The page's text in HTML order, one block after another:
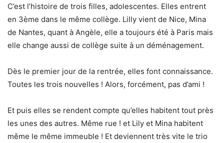
C’est l’histoire de trois filles, adolescentes. Elles entrent
en 3ème dans le même collège. Lilly vient de Nice, Mina
de Nantes, quant à Angèle, elle a toujours été à Paris mais
elle change aussi de collège suite à un déménagement.
Dès le premier jour de la rentrée, elles font connaissance.
Toutes les trois nouvelles ! Alors, forcément, pas d’ami !
Et puis elles se rendent compte qu’elles habitent tout près
les unes des autres. Même rue ! et Lily et Mina habitent
même le même immeuble ! Et deviennent très vite le trio